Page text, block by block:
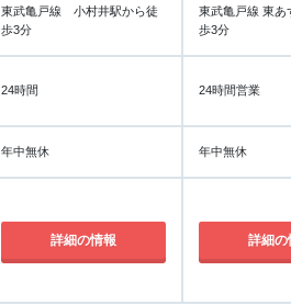
東武亀戸線 小村井駅から徒
歩3分
東武亀戸線 東あ
歩3分
24時間 24時間営業
年中無休 年中無休
詳細の情報 詳細の